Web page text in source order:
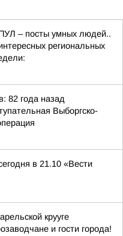
– посты умных людей..
региональных
82 года назад
Выборгско-
в 21.10 «Вести
крууге
и гости города!